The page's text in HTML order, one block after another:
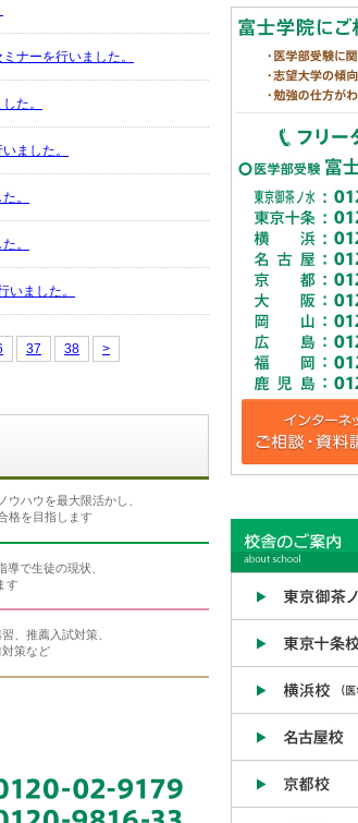
ナーを行いました。
た。
ました。
。
。
ました。
37 38 >
ウハウを最大限活かし、
格を目指します
で生徒の現状、
す
、推薦入試対策、
策など